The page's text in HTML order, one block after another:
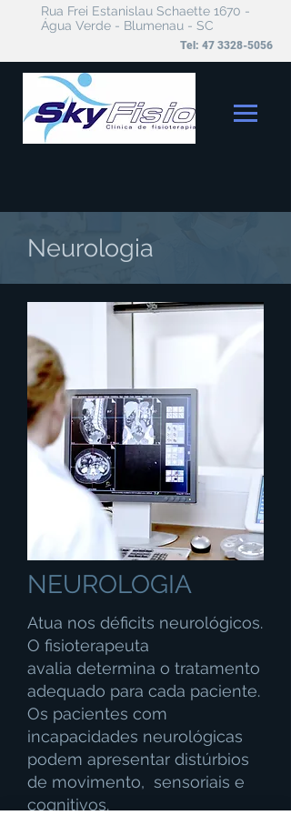
Rua Frei Estanislau Schaette 1670 -
Água Verde - Blumenau - SC
Tel: 47 3328-5056
Neurologia
NEUROLOGIA
Atua nos déficits neurológicos.
O fisioterapeuta
avalia determina o tratamento
adequado para cada paciente.
Os pacientes com
incapacidades neurológicas
podem apresentar distúrbios
de movimento, sensoriais e
cognitivos.